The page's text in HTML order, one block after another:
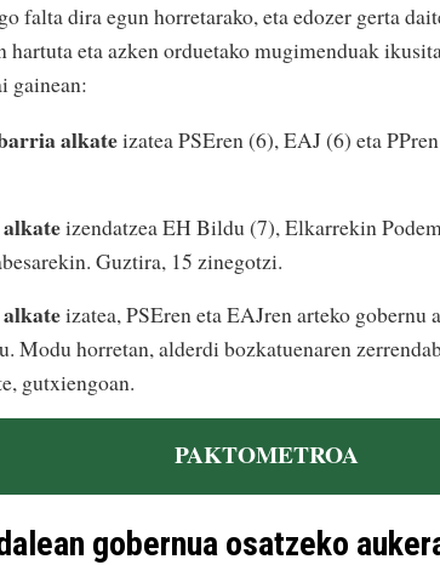
falta dira egun horretarako, eta edozer gerta
hartuta eta azken orduetako mugimenduak
gainean:
alkateizatea PSEren (6), EAJ (6) eta
izendatzea EH Bildu (7), Elkarrekin
Guztira, 15 zinegotzi.
izatea, PSEren eta EAJren arteko gobernu
Modu horretan, alderdi bozkatuenaren
gutxiengoan.
PAKTOMETROA